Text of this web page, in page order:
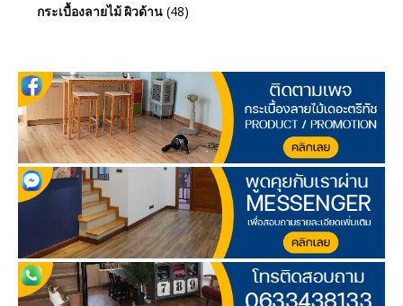
กระเบื้องลายไม้ ผิวด้าน (48)